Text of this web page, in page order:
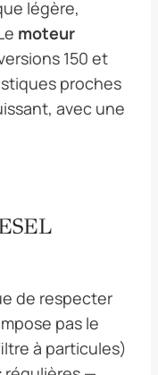
légère,
moteur
150 et
proches
avec une
de respecter
pas le
à particules)